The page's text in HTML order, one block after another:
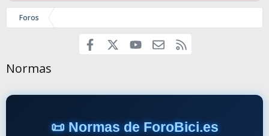
Foros
Facebook youtubeContáctanos
Normas
📜 Normas de ForoBici.es